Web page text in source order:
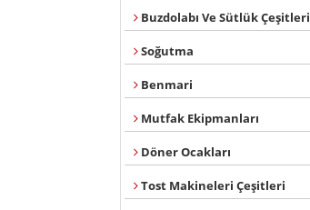
Buzdolabı Ve Sütlük Çeşitleri
Soğutma
Benmari
Mutfak Ekipmanları
Döner Ocakları
Tost Makineleri Çeşitleri